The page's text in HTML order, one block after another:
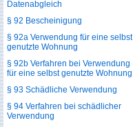
Datenabgleich
§ 92 Bescheinigung
§ 92a Verwendung für eine selbst
genutzte Wohnung
§ 92b Verfahren bei Verwendung
für eine selbst genutzte Wohnung
§ 93 Schädliche Verwendung
§ 94 Verfahren bei schädlicher
Verwendung